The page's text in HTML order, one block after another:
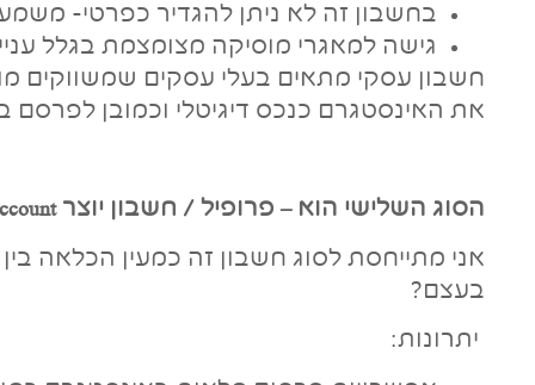
בחשבון זה לא ניתן להגדיר כפרטי-
גישה למאגרי מוסיקה מצומצמת בגלל
חשבון עסקי מתאים בעלי עסקים שמשווקים
את האינסטגרם כנכס דיגיטלי וכמובן לפרסם
הסוג השלישי הוא – פרופיל / חשבון יוצר
אני מתייחסת לסוג חשבון זה כמעין הכלאה
בעצם?
יתרונות: